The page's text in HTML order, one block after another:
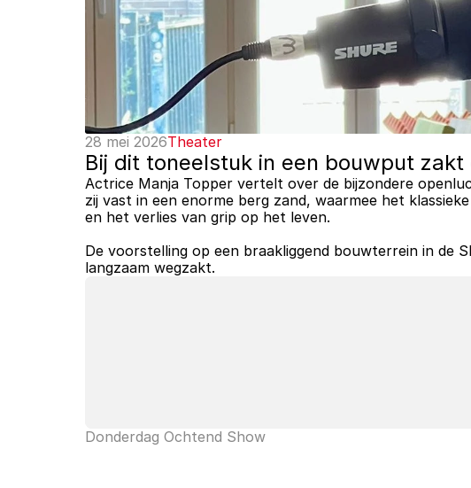
28 mei 2026Theater
Bij dit toneelstuk in een bouwput
Actrice Manja Topper vertelt over de bijzondere
zij vast in een enorme berg zand, waarmee het
en het verlies van grip op het leven.
De voorstelling op een braakliggend bouwterrein in de
langzaam wegzakt.
Donderdag Ochtend Show